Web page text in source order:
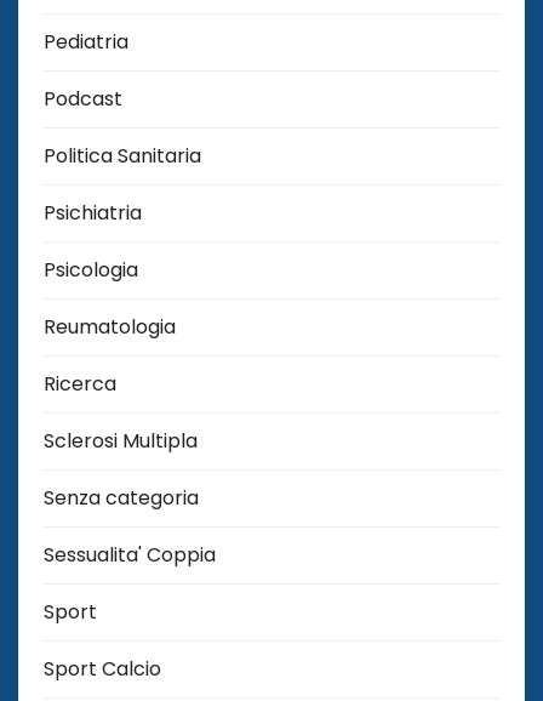
Pediatria
Podcast
Politica Sanitaria
Psichiatria
Psicologia
Reumatologia
Ricerca
Sclerosi Multipla
Senza categoria
Sessualita' Coppia
Sport
Sport Calcio